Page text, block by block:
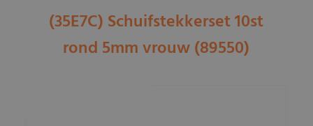
(35E7C) Schuifstekkerset 10st
rond 5mm vrouw (89550)